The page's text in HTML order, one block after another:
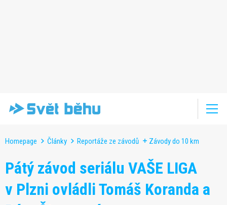
Homepage Články Reportáže ze závodů Závody do 10 km
Pátý závod seriálu VAŠE LIGA
v Plzni ovládli Tomáš Koranda a